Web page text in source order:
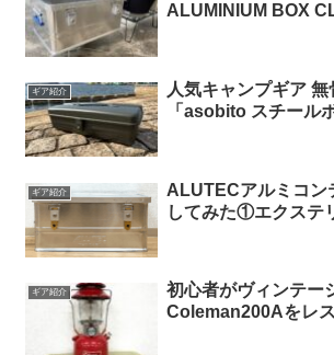
ALUMINIUM BOX
ギア紹介
人気キャンプギア 無
「asobito スチール
ギア紹介
ALUTECアルミコン
してみた①エクステ
ギア紹介
初心者がヴィンテー
Coleman200Aをレス